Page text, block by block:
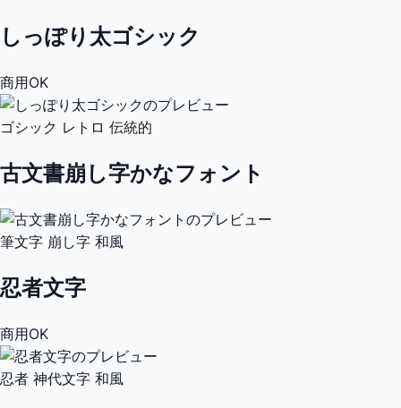
しっぽり太ゴシック
商用OK
ゴシック レトロ 伝統的
古文書崩し字かなフォント
筆文字 崩し字 和風
忍者文字
商用OK
忍者 神代文字 和風